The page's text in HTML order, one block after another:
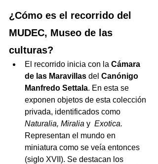
¿Cómo es el recorrido del
MUDEC, Museo de las
culturas?
El recorrido inicia con la Cámara
de las Maravillas del Canónigo
Manfredo Settala. En esta se
exponen objetos de esta colección
privada, identificados como
Naturalia, Miralia y Exotica.
Representan el mundo en
miniatura como se veía entonces
(siglo XVII). Se destacan los